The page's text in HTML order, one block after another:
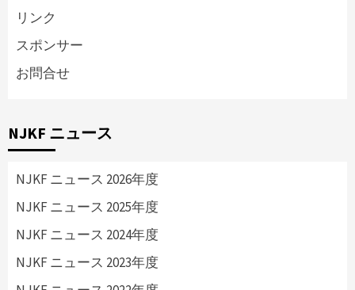
リンク
スポンサー
お問合せ
NJKF ニュース
NJKF ニュース 2026年度
NJKF ニュース 2025年度
NJKF ニュース 2024年度
NJKF ニュース 2023年度